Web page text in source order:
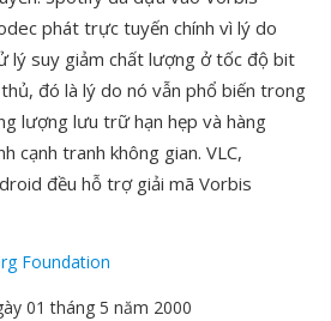
phát trực tuyến chính vì lý do
lý suy giảm chất lượng ở tốc độ bit
đó là lý do nó vẫn phổ biến trong
lượng lưu trữ hạn hẹp và hàng
cạnh tranh không gian. VLC,
đều hỗ trợ giải mã Vorbis
Foundation
01 tháng 5 năm 2000